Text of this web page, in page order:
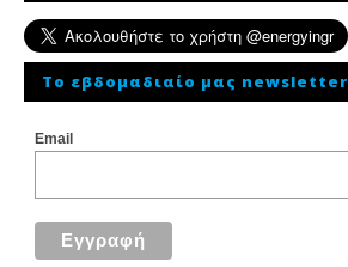
To εβδομαδιαίο μας newsletter
Email